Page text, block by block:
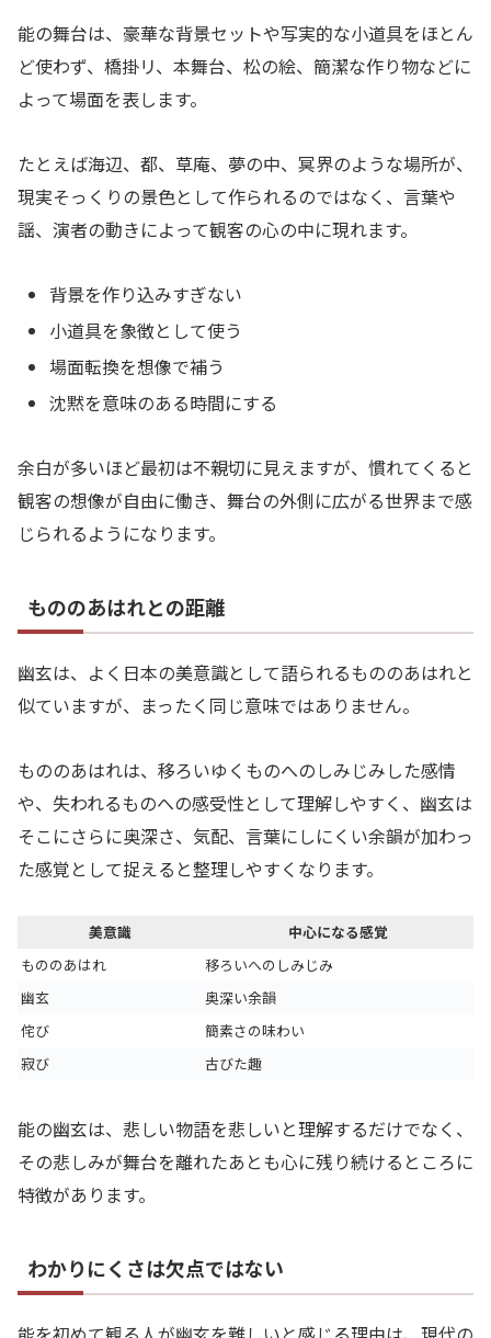
能の舞台は、豪華な背景セットや写実的な小道具をほとん
ど使わず、橋掛リ、本舞台、松の絵、簡潔な作り物などに
よって場面を表します。
たとえば海辺、都、草庵、夢の中、冥界のような場所が、
現実そっくりの景色として作られるのではなく、言葉や
謡、演者の動きによって観客の心の中に現れます。
背景を作り込みすぎない
小道具を象徴として使う
場面転換を想像で補う
沈黙を意味のある時間にする
余白が多いほど最初は不親切に見えますが、慣れてくると
観客の想像が自由に働き、舞台の外側に広がる世界まで感
じられるようになります。
もののあはれとの距離
幽玄は、よく日本の美意識として語られるもののあはれと
似ていますが、まったく同じ意味ではありません。
もののあはれは、移ろいゆくものへのしみじみした感情
や、失われるものへの感受性として理解しやすく、幽玄は
そこにさらに奥深さ、気配、言葉にしにくい余韻が加わっ
た感覚として捉えると整理しやすくなります。
美意識
中心になる感覚
もののあはれ
移ろいへのしみじみ
幽玄
奥深い余韻
侘び
簡素さの味わい
寂び
古びた趣
能の幽玄は、悲しい物語を悲しいと理解するだけでなく、
その悲しみが舞台を離れたあとも心に残り続けるところに
特徴があります。
わかりにくさは欠点ではない